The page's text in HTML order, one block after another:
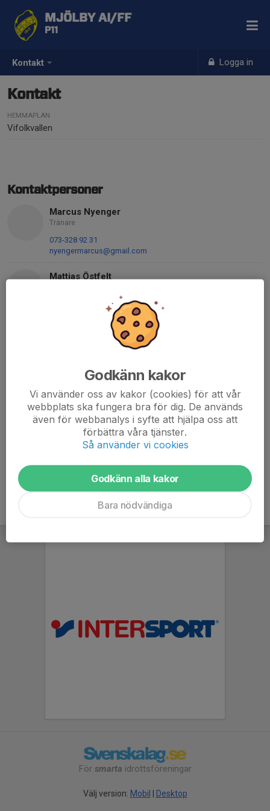
Kontakt Logga in
MJÖLBY AI/FF
P11
Kontakt
HEMMAPLAN
Vifolkvallen
Kontaktpersoner
Marcus Nyenger
Tränare
073-328 92 31
nyengermarcus@gmail.com
Mattias Östfelt
matteostfelt@gmail.com
070-697 27 03
lilliedahl@gmail.com
Jonas Malmgren
070-369 28 52
För smarta idrottsföreningar
Välj version: Mobil Desktop
Godkänn kakor
Vi använder oss av kakor (cookies) för att vår
webbplats ska fungera bra för dig. De används
även för webbanalys i syfte att hjälpa oss att
förbättra våra tjänster.
Så använder vi cookies
Godkänn alla kakor
Bara nödvändiga